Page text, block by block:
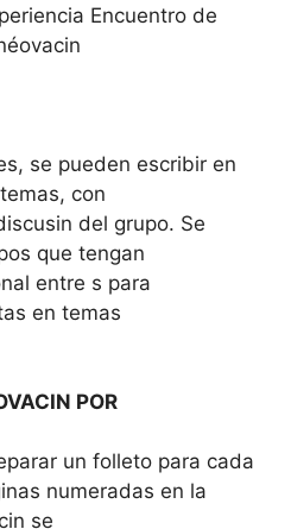
Encuentro de
se pueden escribir en
con
del grupo. Se
que tengan
entre s para
en temas
POR
un folleto para cada
numeradas en la
se